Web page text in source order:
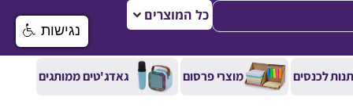
כל המוצרים
לכנסים מוצרי פרסום גאדג'טים ממותגים
נגישות